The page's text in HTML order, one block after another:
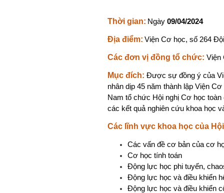
Thời gian: Ngày 09/04/2024
Địa điểm: Viện Cơ học, số 264
Các đơn vị đồng tổ chức: Viện
Mục đích: Được sự đồng ý của
nhân dịp 45 năm thành lập Viện
Nam tổ chức Hội nghị Cơ học
các kết quả nghiên cứu khoa học
Các lĩnh vực khoa học của
Các vấn đề cơ bản của cơ
Cơ học tính toán
Động lực học phi tuyến,
Động lực học và điều khiển
Động lực học và điều khiển